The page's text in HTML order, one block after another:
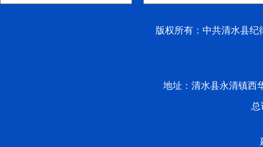
版权所有：中共清水县纪
地址：清水县永清镇西
总